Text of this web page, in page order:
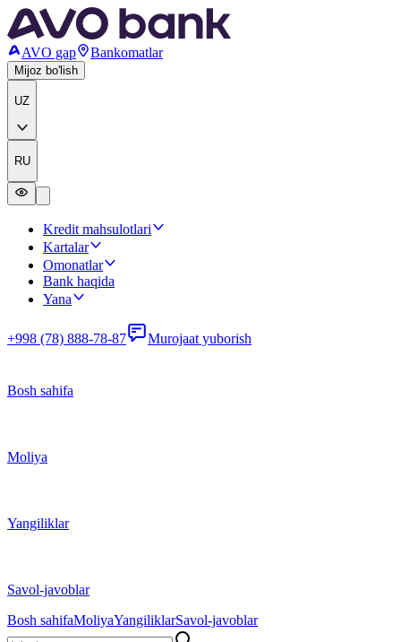
AVO gap Bankomatlar
Mijoz bo'lish
UZ
RU
Kredit mahsulotlari
Kartalar
Omonatlar
Bank haqida
Yana
+998 (78) 888-78-87 Murojaat yuborish
Bosh sahifa
Moliya
Yangiliklar
Savol-javoblar
Bosh sahifaMoliyaYangiliklarSavol-javoblar